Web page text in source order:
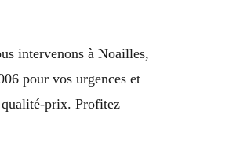
intervenons à Noailles,
pour vos urgences et
qualité-prix. Profitez